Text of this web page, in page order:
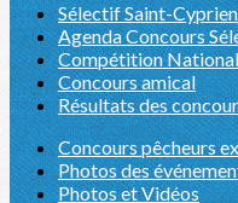
Sélectif Saint-Cyprien
Agenda Concours
Compétition
Concours amical
Résultats des
Concours pêcheurs
Photos des
Photos et Vidéos